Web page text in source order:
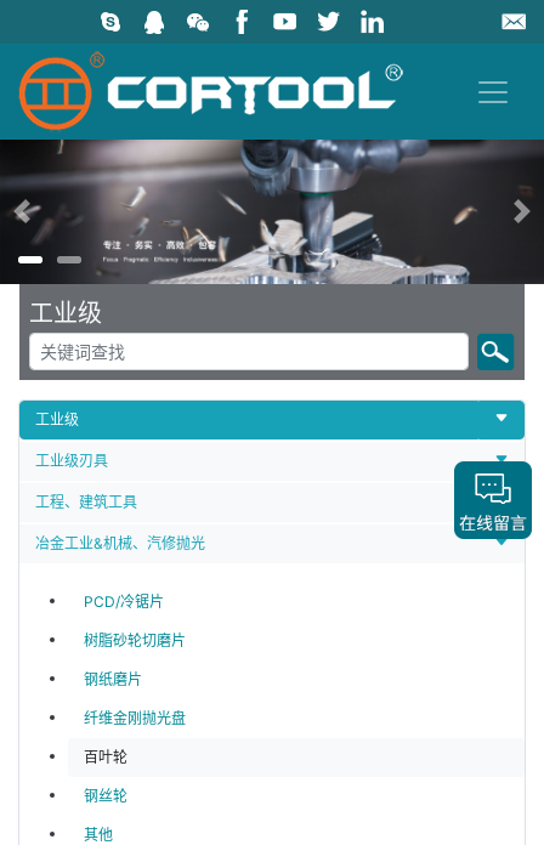
上一页
工业级
工业级
工业级刃具
工程、建筑工具
冶金工业&机械、汽修抛光
PCD/冷锯片
树脂砂轮切磨片
钢纸磨片
纤维金刚抛光盘
百叶轮
钢丝轮
其他